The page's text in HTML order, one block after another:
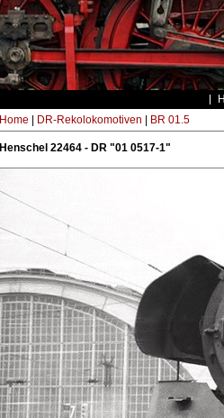
Home DR-Rekolokomotiven BR 01.5
Henschel 22464 - DR "01 0517-1"